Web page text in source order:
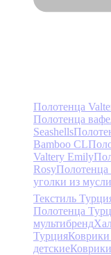
Полотенца
Полотенца
Seashells
Bamboo CL
Valtery Emily
Rosy
уголки из
Текстиль
Полотенца
мультибренд
Турция
детские